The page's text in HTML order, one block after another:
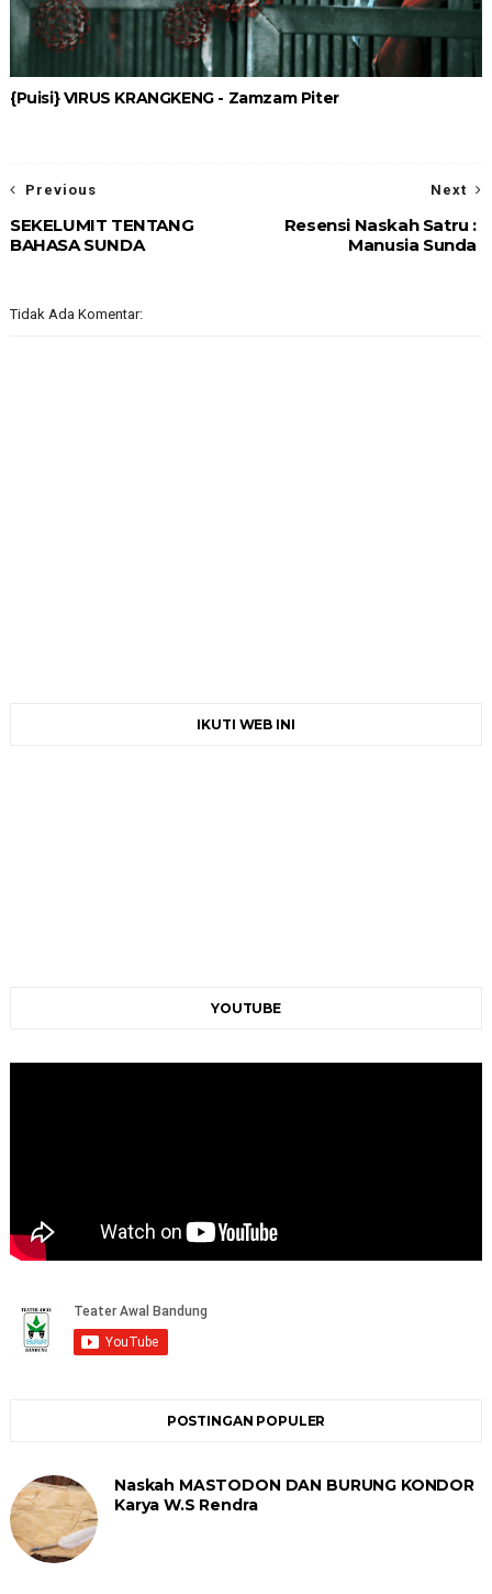
{Puisi} VIRUS KRANGKENG - Zamzam Piter
Next
Resensi Naskah Satru :
Manusia Sunda
Previous
SEKELUMIT TENTANG
BAHASA SUNDA
Tidak Ada Komentar:
IKUTI WEB INI
YOUTUBE
POSTINGAN POPULER
Naskah MASTODON DAN BURUNG KONDOR
Karya W.S Rendra